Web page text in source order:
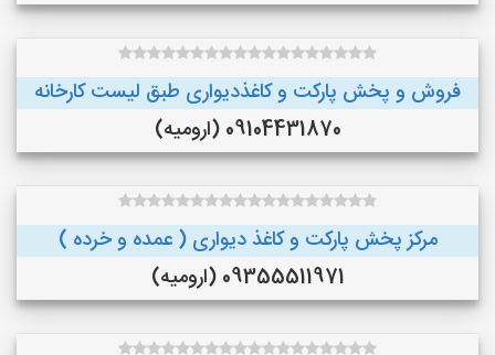
فروش و پخش پارکت و کاغذدیواری طبق لیست کارخانه
09104431870 (ارومیه)
مرکز پخش پارکت و کاغذ دیواری ( عمده و خرده )
09355511971 (ارومیه)